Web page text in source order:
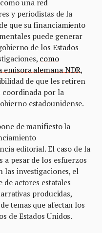
una red
y periodistas de la
que su financiamiento
puede generar
de los Estados
como
alemana NDR,
de que les retiren
coordinada por la
estadounidense.
de manifiesto la
editorial. El caso de la
a pesar de los esfuerzos
investigaciones, el
actores estatales
producidas,
temas que afectan los
de Estados Unidos.